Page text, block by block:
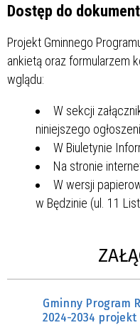
Dostęp do
Projekt Gminnego
ankietą oraz formularzem
wglądu:
W sekcji
niniejszego
W Biuletynie
Na stronie
W wersji
w Będzinie (ul. 11
Gminny Program
2024-2034 projekt